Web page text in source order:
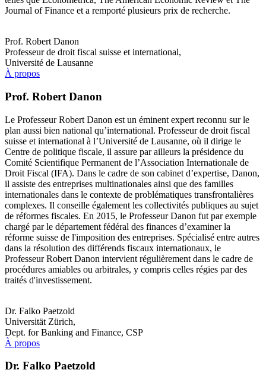
Journal of Finance et a remporté plusieurs prix de recherche.
Prof. Robert Danon
Professeur de droit fiscal suisse et international,
Université de Lausanne
À propos
Prof. Robert Danon
Le Professeur Robert Danon est un éminent expert reconnu sur le
plan aussi bien national qu’international. Professeur de droit fiscal
suisse et international à l’Université de Lausanne, où il dirige le
Centre de politique fiscale, il assure par ailleurs la présidence du
Comité Scientifique Permanent de l’Association Internationale de
Droit Fiscal (IFA). Dans le cadre de son cabinet d’expertise, Danon,
il assiste des entreprises multinationales ainsi que des familles
internationales dans le contexte de problématiques transfrontalières
complexes. Il conseille également les collectivités publiques au sujet
de réformes fiscales. En 2015, le Professeur Danon fut par exemple
chargé par le département fédéral des finances d’examiner la
réforme suisse de l'imposition des entreprises. Spécialisé entre autres
dans la résolution des différends fiscaux internationaux, le
Professeur Robert Danon intervient régulièrement dans le cadre de
procédures amiables ou arbitrales, y compris celles régies par des
traités d'investissement.
Dr. Falko Paetzold
Universität Zürich,
Dept. for Banking and Finance, CSP
À propos
Dr. Falko Paetzold